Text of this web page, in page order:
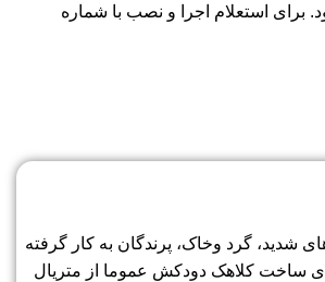
استعلام اجرا و نصب با شماره
گرد وخاک، پرندگان به کار گرفته
ساخت کلاهک دودکش عموما از متریال